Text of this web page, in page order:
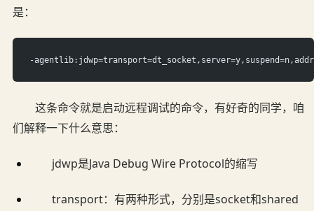
是：
-
这条命令就是启动远程调试的命令，有好奇的同学，咱
们解释一下什么意思：
jdwp是Java Debug Wire Protocol的缩写
transport：有两种形式，分别是socket和shared